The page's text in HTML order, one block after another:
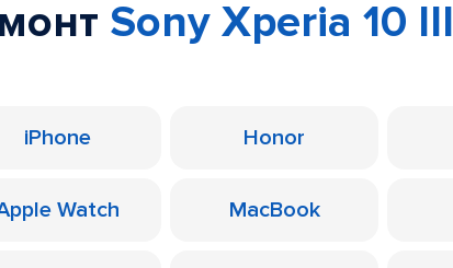
Sony Xperia 10 III
iPhone Honor
Watch MacBook